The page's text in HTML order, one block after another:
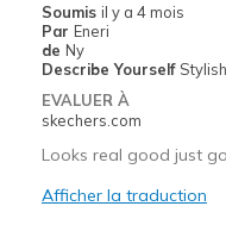
Soumis il y a 4 mois
Par Eneri
de Ny
Describe Yourself Stylish
EVALUER À
skechers.com
Looks real good just
Afficher la traduction